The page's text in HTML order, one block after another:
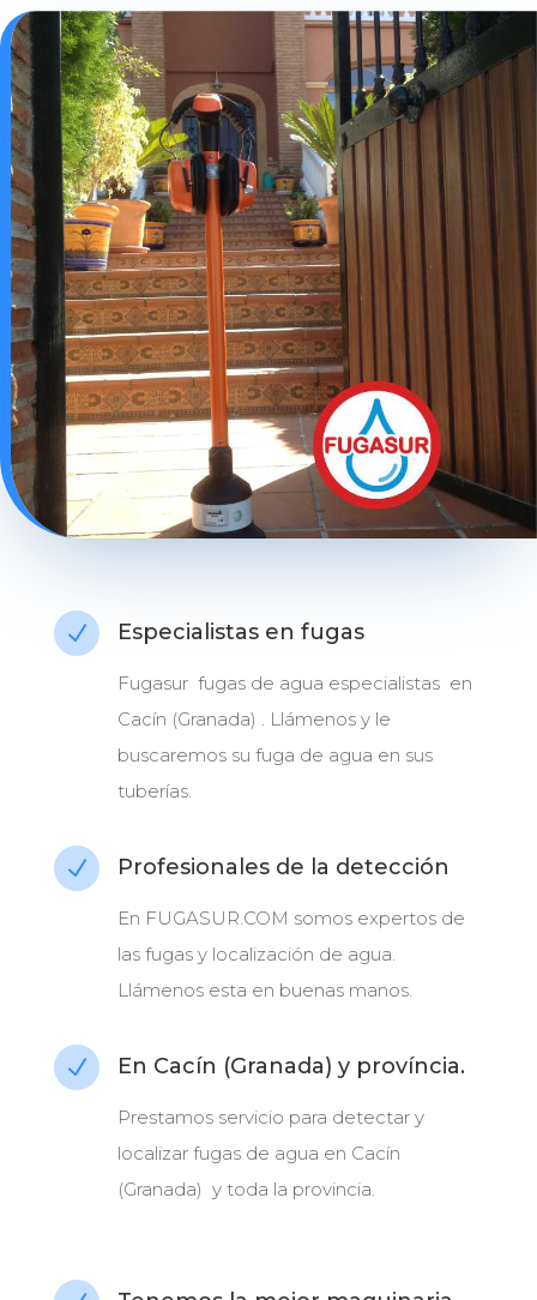
N Especialistas en fugas
Fugasur fugas de agua especialistas en
Cacín (Granada) . Llámenos y le
buscaremos su fuga de agua en sus
tuberías.
N Profesionales de la detección
En FUGASUR.COM somos expertos de
las fugas y localización de agua.
Llámenos esta en buenas manos.
N En Cacín (Granada) y província.
Prestamos servicio para detectar y
localizar fugas de agua en Cacín
(Granada) y toda la provincia.